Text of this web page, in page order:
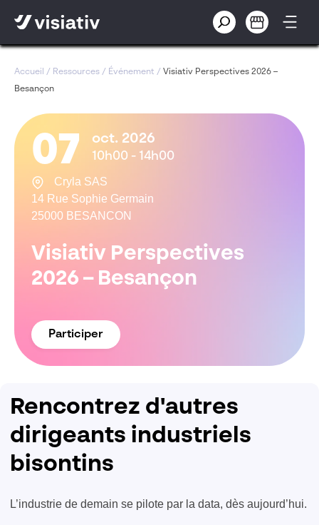
Accueil / Ressources / Événement / Visiativ Perspectives 2026 –
Besançon
07 oct. 2026
10h00 - 14h00
Cryla SAS
14 Rue Sophie Germain
25000 BESANCON
Visiativ Perspectives
2026 – Besançon
Participer
Rencontrez d'autres
dirigeants industriels
bisontins
L’industrie de demain se pilote par la data, dès aujourd’hui.